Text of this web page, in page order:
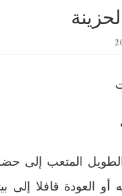
المتعب إلى
أو العودة قافلا إلى